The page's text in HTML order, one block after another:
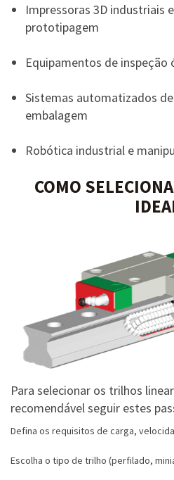
Impressoras 3D industriais
prototipagem
Equipamentos de
Sistemas automatizados
embalagem
Robótica industrial e
COMO
Para selecionar os trilhos
recomendável seguir estes
Defina os requisitos de carga,
Escolha o tipo de trilho (perfilado,